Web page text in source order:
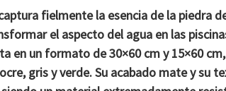
fielmente la esencia de la piedra
el aspecto del agua en las
en un formato de30×60 cmy15×60 cm
gris y verde. Su acabado mate y su